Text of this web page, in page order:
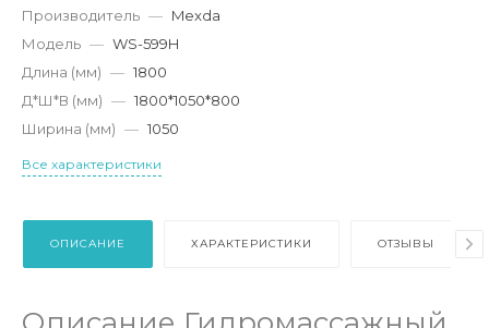
Производитель — Mexda
Модель — WS-599H
Длина (мм) — 1800
Д*Ш*В (мм) — 1800*1050*800
Ширина (мм) — 1050
Все характеристики
ОПИСАНИЕ ХАРАКТЕРИСТИКИ ОТЗЫВЫ